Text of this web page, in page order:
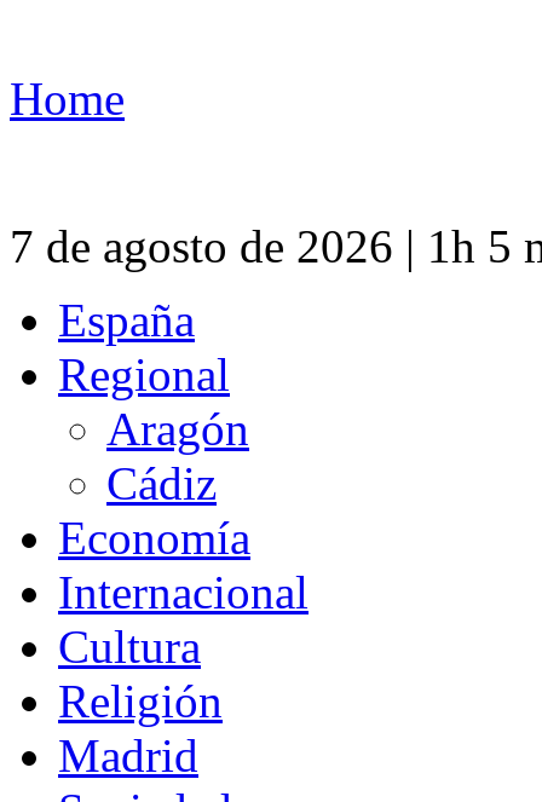
Home
7 de agosto de 2026 | 1h 5
España
Regional
Aragón
Cádiz
Economía
Internacional
Cultura
Religión
Madrid